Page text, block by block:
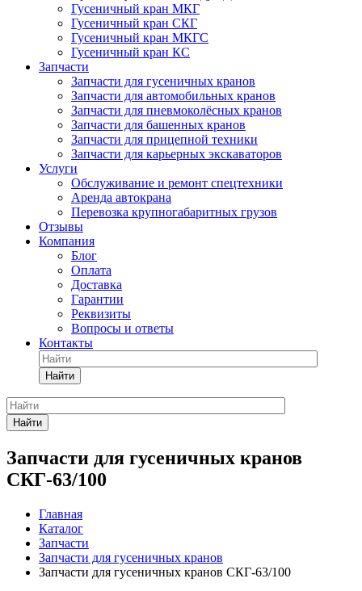
Гусеничный кран МКГ
Гусеничный кран СКГ
Гусеничный кран МКГС
Гусеничный кран КС
Запчасти
Запчасти для гусеничных кранов
Запчасти для автомобильных кранов
Запчасти для пневмоколёсных кранов
Запчасти для башенных кранов
Запчасти для прицепной техники
Запчасти для карьерных экскаваторов
Услуги
Обслуживание и ремонт спецтехники
Аренда автокрана
Перевозка крупногабаритных грузов
Отзывы
Компания
Блог
Оплата
Доставка
Гарантии
Реквизиты
Вопросы и ответы
Контакты
Найти
Найти
Запчасти для гусеничных кранов
СКГ-63/100
Главная
Каталог
Запчасти
Запчасти для гусеничных кранов
Запчасти для гусеничных кранов СКГ-63/100